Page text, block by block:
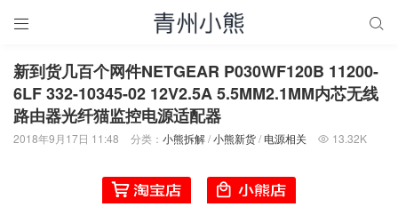
 
新到货几百个网件NETGEAR P030WF120B 11200-
6LF 332-10345-02 12V2.5A 5.5MM2.1MM内芯无线
路由器光纤猫监控电源适配器
2018年9月17日 11:48 分类： 小熊拆解/小熊新货/ 电源相关  13.32K